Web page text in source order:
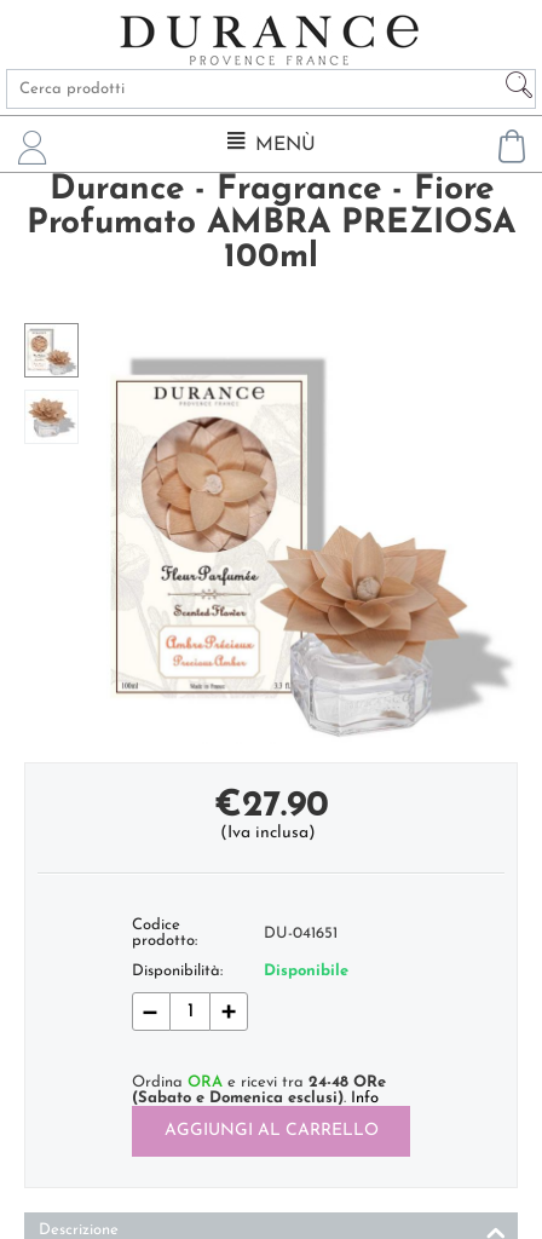
MENÙ
Durance - Fragrance - Fiore
Profumato AMBRA PREZIOSA
100ml
€27.90
(Iva inclusa)
Codice
prodotto:
DU-041651
Disponibilità: Disponibile
+
−
Ordina ORA e ricevi tra 24-48 ORe
(Sabato e Domenica esclusi). Info
AGGIUNGI AL CARRELLO
Descrizione